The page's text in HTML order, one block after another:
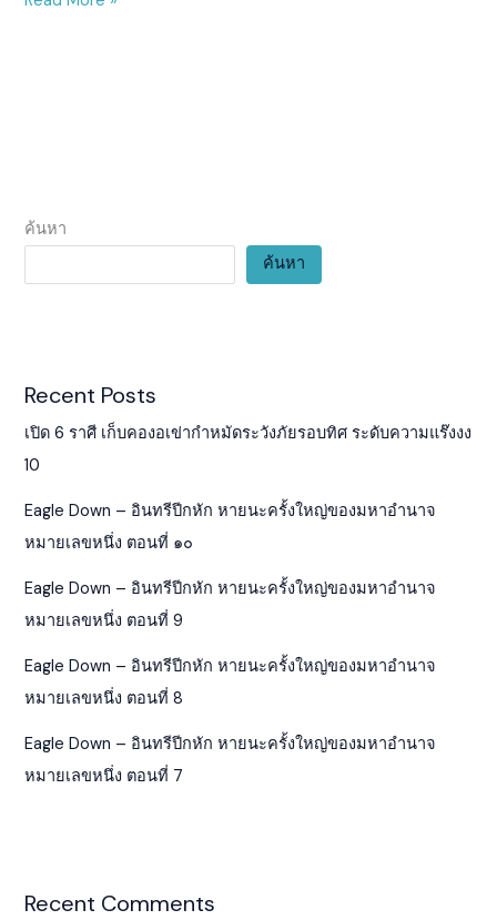
ค้นหา
ค้นหา
Recent Posts
เปิด 6 ราศี เก็บคองอเข่ากำหมัดระวังภัยรอบทิศ ระดับความแร๊งงง
10
Eagle Down – อินทรีปีกหัก หายนะครั้งใหญ่ของมหาอำนาจ
หมายเลขหนึ่ง ตอนที่ ๑๐
Eagle Down – อินทรีปีกหัก หายนะครั้งใหญ่ของมหาอำนาจ
หมายเลขหนึ่ง ตอนที่ 9
Eagle Down – อินทรีปีกหัก หายนะครั้งใหญ่ของมหาอำนาจ
หมายเลขหนึ่ง ตอนที่ 8
Eagle Down – อินทรีปีกหัก หายนะครั้งใหญ่ของมหาอำนาจ
หมายเลขหนึ่ง ตอนที่ 7
Recent Comments